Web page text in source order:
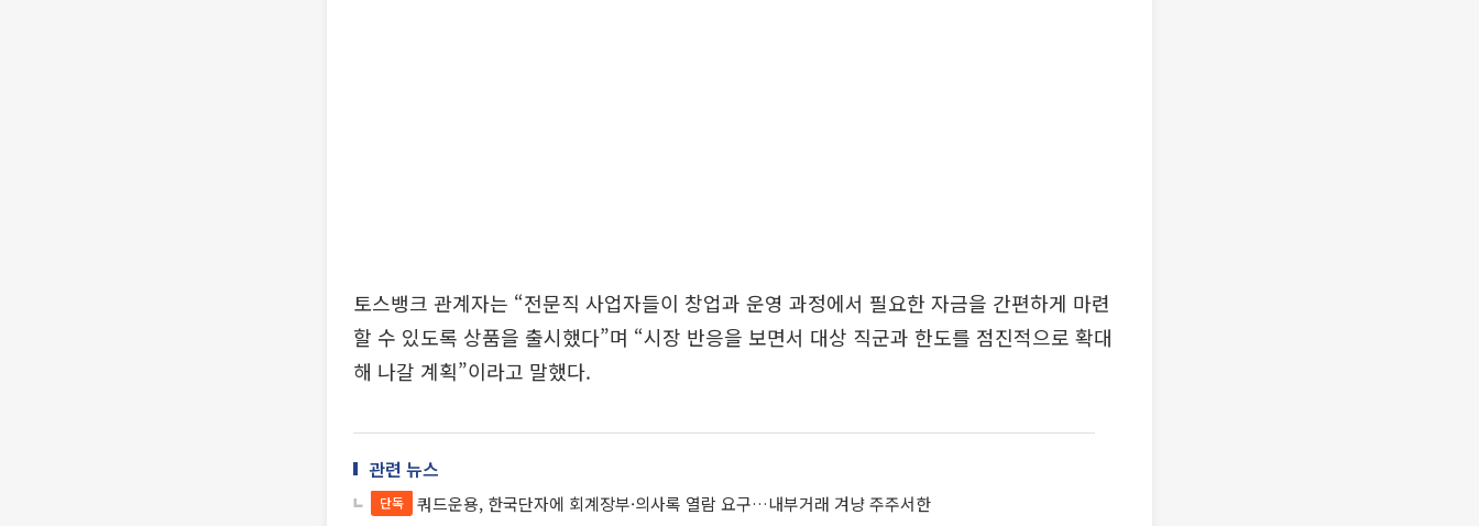
토스뱅크 관계자는 “전문직 사업자들이 창업과 운영 과정에서 필요한 자금을 간편하게 마련
할 수 있도록 상품을 출시했다”며 “시장 반응을 보면서 대상 직군과 한도를 점진적으로 확대
해 나갈 계획”이라고 말했다.
관련 뉴스
단독
쿼드운용, 한국단자에 회계장부·의사록 열람 요구…내부거래 겨냥 주주서한